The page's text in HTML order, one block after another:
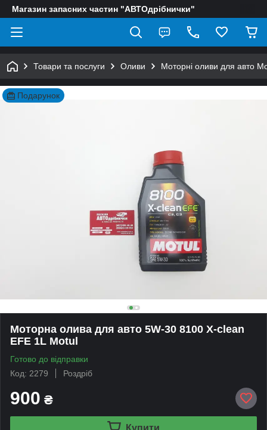
Магазин запасних частин "АВТОдрібнички"
Товари та послуги Оливи Моторні оливи для авто
Подарунок
Моторна олива для авто 5W-30 8100 X-clean
EFE 1L Motul
Готово до відправки
Код: 2279
Роздріб
900 ₴
Купити